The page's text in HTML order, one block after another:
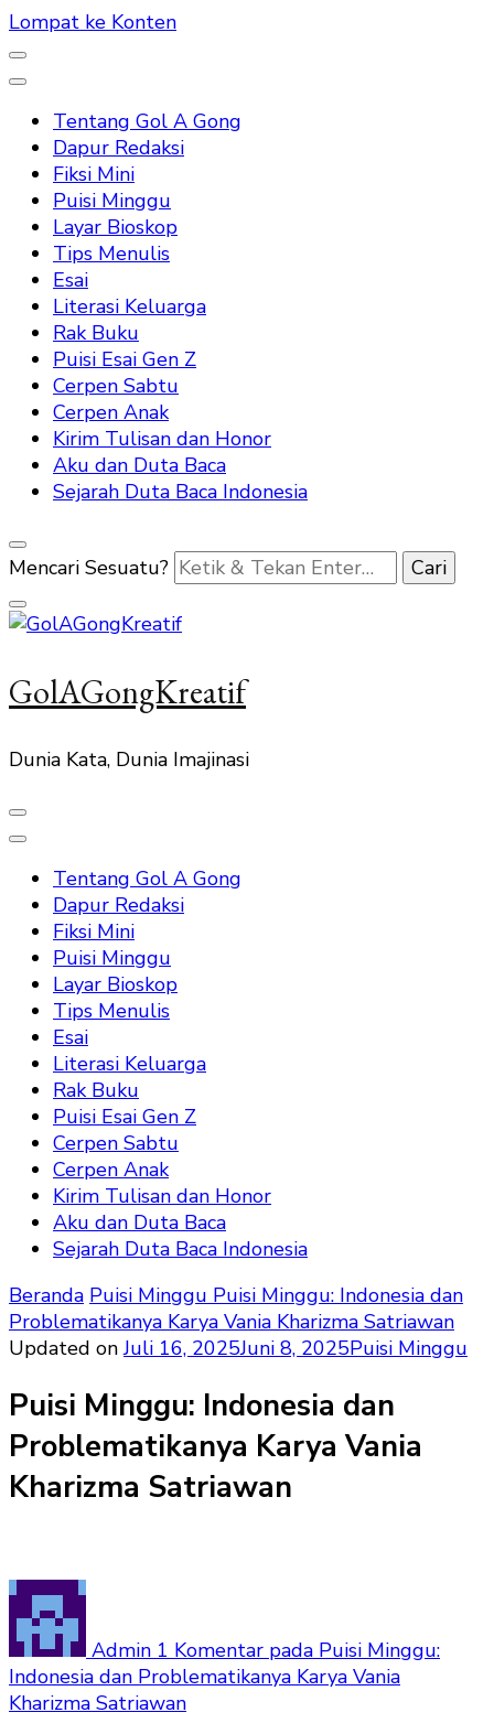
Lompat ke Konten
Tentang Gol A Gong
Dapur Redaksi
Fiksi Mini
Puisi Minggu
Layar Bioskop
Tips Menulis
Esai
Literasi Keluarga
Rak Buku
Puisi Esai Gen Z
Cerpen Sabtu
Cerpen Anak
Kirim Tulisan dan Honor
Aku dan Duta Baca
Sejarah Duta Baca Indonesia
Mencari Sesuatu?
GolAGongKreatif
Dunia Kata, Dunia Imajinasi
Tentang Gol A Gong
Dapur Redaksi
Fiksi Mini
Puisi Minggu
Layar Bioskop
Tips Menulis
Esai
Literasi Keluarga
Rak Buku
Puisi Esai Gen Z
Cerpen Sabtu
Cerpen Anak
Kirim Tulisan dan Honor
Aku dan Duta Baca
Sejarah Duta Baca Indonesia
Beranda Puisi Minggu Puisi Minggu: Indonesia dan
Problematikanya Karya Vania Kharizma Satriawan
Updated onJuli 16, 2025Juni 8, 2025Puisi Minggu
Puisi Minggu: Indonesia dan
Problematikanya Karya Vania
Kharizma Satriawan
Admin 1 Komentar pada Puisi Minggu:
Indonesia dan Problematikanya Karya Vania
Kharizma Satriawan